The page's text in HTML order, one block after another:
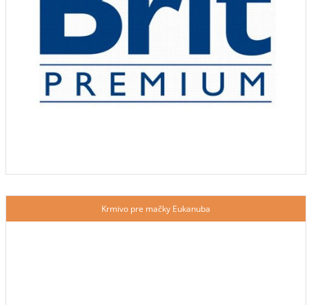
Krmivo pre mačky Eukanuba